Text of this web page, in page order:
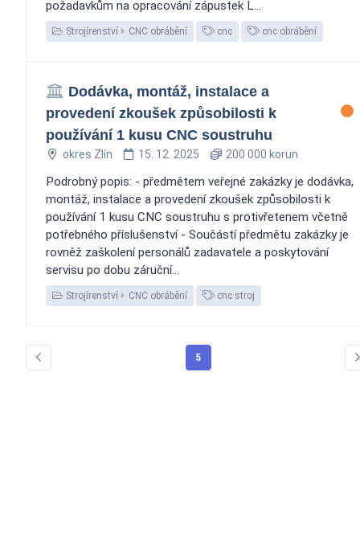
požadavkům na opracování zápustek L...
Strojírenství CNC obrábění cnc cnc obrábění
Dodávka, montáž, instalace a
provedení zkoušek způsobilosti k
používání 1 kusu CNC soustruhu
okres Zlín 15. 12. 2025 200 000 korun
Podrobný popis: - předmětem veřejné zakázky je dodávka,
montáž, instalace a provedení zkoušek způsobilosti k
používání 1 kusu CNC soustruhu s protivřetenem včetně
potřebného příslušenství - Součástí předmětu zakázky je
rovněž zaškolení personálů zadavatele a poskytování
servisu po dobu záruční...
Strojírenství CNC obrábění cnc stroj
5